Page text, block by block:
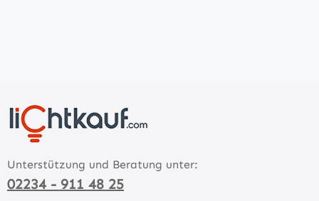
Unterstützung und Beratung unter:
02234 - 911 48 25